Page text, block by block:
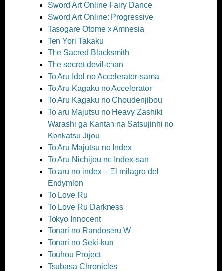
Sword Art Online Fairy Dance
Sword Art Online: Progressive
Tasogare Otome x Amnesia
Ten Yori Takaku
The Sacred Blacksmith
The secret devil-chan
To Aru Idol no Accelerator-sama
To Aru Kagaku no Accelerator
To Aru Kagaku no Choudenjibou
To aru Majutsu no Heavy Zashiki
Warashi ga Kantan na Satsujinhi no
Konkatsu Jijou
To Aru Majutsu no Index
To Aru Nichijou no Index-san
To aru no index – El milagro del
Endymion
To Love Ru
To Love Ru Darkness
Tokyo Innocent
Tonari no Randoseru W
Tonari no Seki-kun
Touhou Project
Tsubasa Chronicles